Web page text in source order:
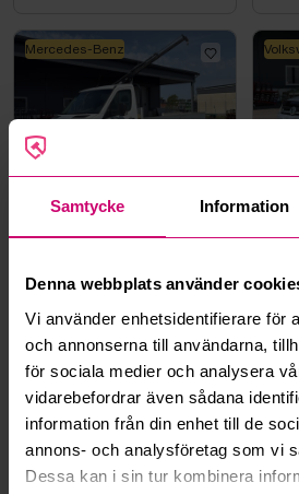
Samtycke Information
Denna webbplats använder
Vi använder enhetsidentifierare för
och annonserna till användarna,
för sociala medier och analysera
vidarebefordrar även sådana
information från din enhet till de
annons- och analysföretag som vi
Dessa kan i sin tur kombinera
Mercedes-Benz Sprinter |
Teleskopkran Hiab 013T |
Mercedes-Benz
TDI
Örebro 4d 2h